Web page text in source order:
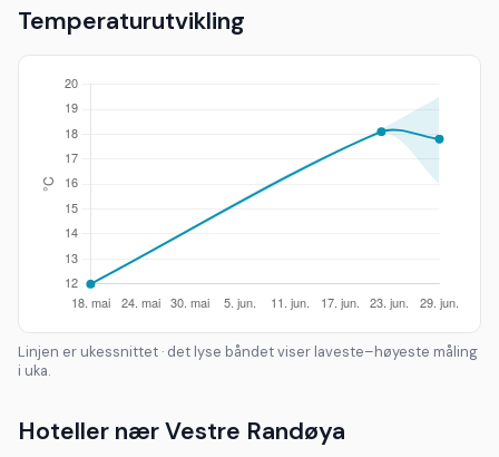
Temperaturutvikling
Linjen er ukessnittet · det lyse båndet viser laveste–høyeste måling
i uka.
Hoteller nær Vestre Randøya